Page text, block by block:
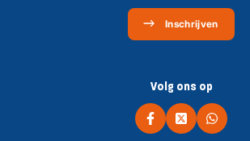
Inschrijven
Volg ons op